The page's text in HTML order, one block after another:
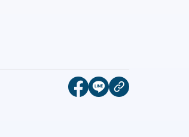
[另開新視窗]分享到
[另開新視窗]分享
複製連結